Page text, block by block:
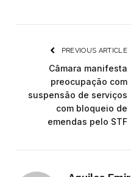
PREVIOUS ARTICLE
Câmara manifesta
preocupação com
suspensão de serviços
com bloqueio de
emendas pelo STF